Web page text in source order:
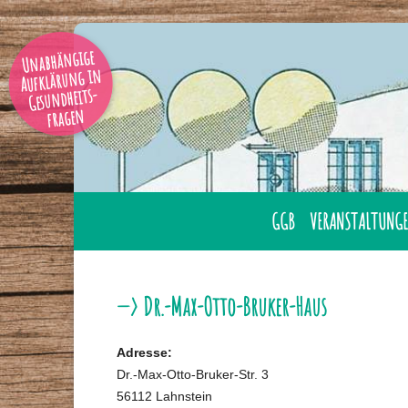
Unabhängige
Aufklärung in
Gesundheits-
fragen
GGB
LAHNSTEIN
—> Dr.-Max-Otto-Bruker-Haus
Adresse:
Dr.-Max-Otto-Bruker-Str. 3
56112 Lahnstein